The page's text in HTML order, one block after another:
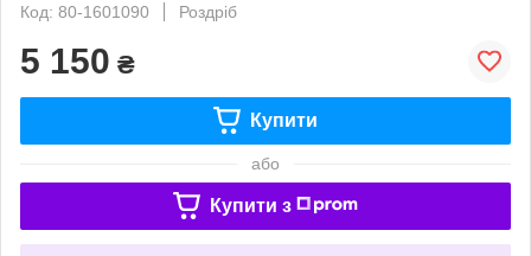
Код: 80-1601090
Роздріб
5 150 ₴
Купити
або
Купити з